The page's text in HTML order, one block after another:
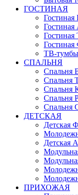
ГОСТИНАЯ
Гостиная
Гостиная
Гостиная
ТВ-тумбы
СПАЛЬНЯ
Спальня
Спальня
Спальня
Спальня
Спальня
ДЕТСКАЯ
Детская
Детская
ПРИХОЖАЯ